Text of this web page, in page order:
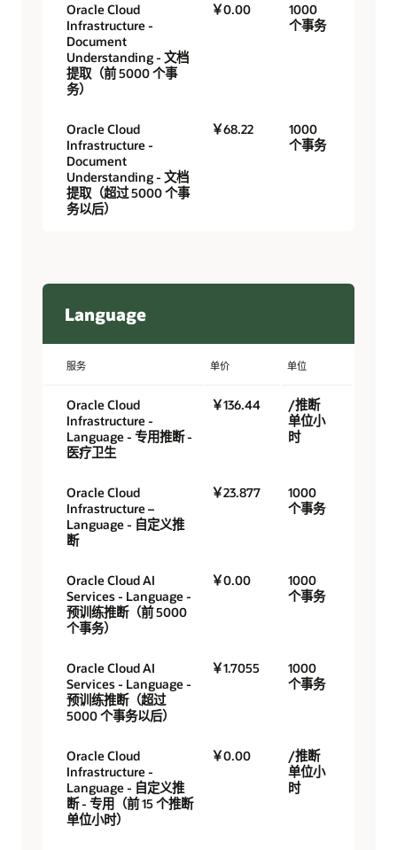
Oracle Cloud
Infrastructure -
Document
Understanding - 文档
提取（前 5000 个事
务）
￥0.00
1000
个事务
Oracle Cloud
Infrastructure -
Document
Understanding - 文档
提取（超过 5000 个事
务以后）
￥68.22
1000
个事务
Language
服务 单价 单位
Oracle Cloud
Infrastructure -
Language - 专用推断 -
医疗卫生
￥136.44
/推断
单位小
时
Oracle Cloud
Infrastructure –
Language - 自定义推
断
￥23.877
1000
个事务
Oracle Cloud AI
Services - Language -
预训练推断（前 5000
个事务）
￥0.00
1000
个事务
Oracle Cloud AI
Services - Language -
预训练推断（超过
5000 个事务以后）
￥1.7055
1000
个事务
Oracle Cloud
Infrastructure -
Language - 自定义推
断 - 专用（前 15 个推断
单位小时）
￥0.00
/推断
单位小
时